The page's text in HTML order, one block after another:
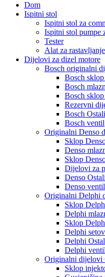
Dom
Ispitni stol
Ispitni stol za
Ispitni stol pumpe
Tester
Alat za rastavljanje
Dijelovi za dizel motore
Bosch originalni
Bosch
Bosch
Bosch
Rezervni
Bosch
Bosch ventil
Originalni Denso
Sklop
Denso
Sklop
Dijelovi za
Denso
Denso ventil
Originalni Delphi
Sklop
Delphi
Sklop
Delphi
Delphi
Delphi ventil
Originalni dijelovi
Sklop